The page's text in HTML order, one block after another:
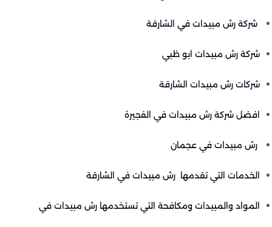
شركة رش مبيدات في الشارقة
شركة رش مبيدات ابو ظبي
شركات رش مبيدات الشارقة
افضل شركة رش مبيدات في الفجيرة
رش مبيدات في عجمان
الخدمات التي تقدمها رش مبيدات في الشارقة
المواد والمبيدات ومكافحة التي تستخدمها رش مبيدات في